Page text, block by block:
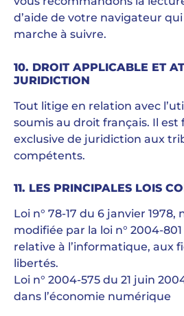
d’aide de votre navigateur
marche à suivre.
10. DROIT APPLICABLE ET
JURIDICTION
Tout litige en relation avec
soumis au droit français. Il
exclusive de juridiction aux
compétents.
11. LES PRINCIPALES LOIS
Loi n° 78-17 du 6 janvier
modifiée par la loi n° 2004-
relative à l’informatique, aux
libertés.
Loi n° 2004-575 du 21 juin
dans l’économie numérique